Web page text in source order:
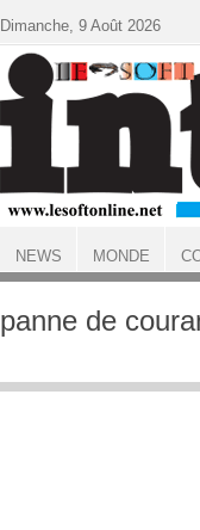
ACCUEIL
panne de
Dimanche, 9 Août 2026
NEWS MONDE